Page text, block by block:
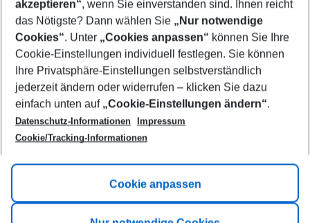
Footer
Footer navigation
Title A
Link A
akzeptieren“, wenn Sie einverstanden sind. Ihnen reicht
das Nötigste? Dann wählen Sie „Nur notwendige
Cookies“. Unter „Cookies anpassen“ können Sie Ihre
Cookie-Einstellungen individuell festlegen. Sie können
Ihre Privatsphäre-Einstellungen selbstverständlich
jederzeit ändern oder widerrufen – klicken Sie dazu
einfach unten auf „Cookie-Einstellungen ändern“.
Datenschutz-Informationen
Impressum
Cookie/Tracking-Informationen
Cookie anpassen